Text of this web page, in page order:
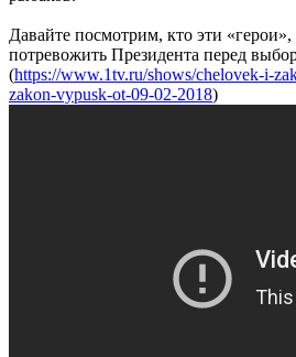
Давайте посмотрим, кто эти
потревожить Президента перед
(https://www.1tv.ru/shows/chelovek-i-
zakon-vypusk-ot-09-02-2018)